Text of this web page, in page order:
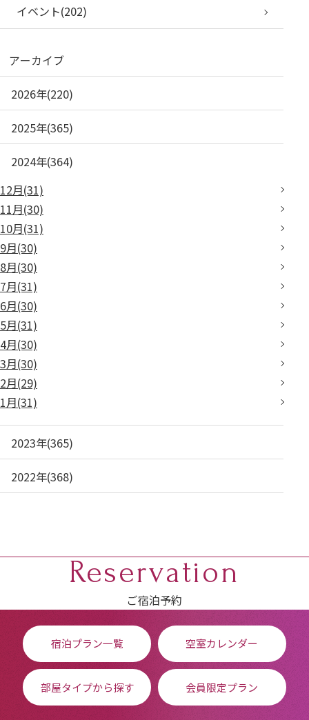
イベント(202)
アーカイブ
2026年(220)
2025年(365)
2024年(364)
12月(31)
11月(30)
10月(31)
9月(30)
8月(30)
7月(31)
6月(30)
5月(31)
4月(30)
3月(30)
2月(29)
1月(31)
2023年(365)
2022年(368)
Reservation
ご宿泊予約
宿泊プラン一覧 空室カレンダー
部屋タイプから探す 会員限定プラン